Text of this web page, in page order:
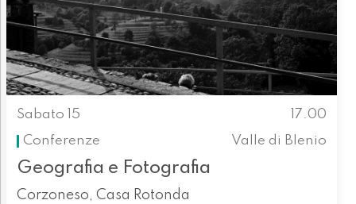
Sabato 15
17.00
Conferenze
Valle di Blenio
Geografia e Fotografia
Corzoneso, Casa Rotonda